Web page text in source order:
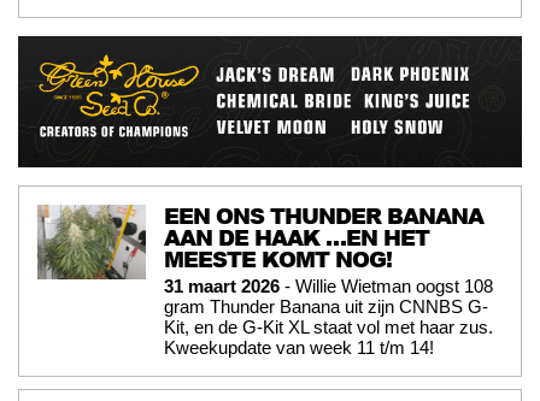
EEN ONS THUNDER BANANA
AAN DE HAAK …EN HET
MEESTE KOMT NOG!
31 maart 2026 - Willie Wietman oogst 108
gram Thunder Banana uit zijn CNNBS G-
Kit, en de G-Kit XL staat vol met haar zus.
Kweekupdate van week 11 t/m 14!